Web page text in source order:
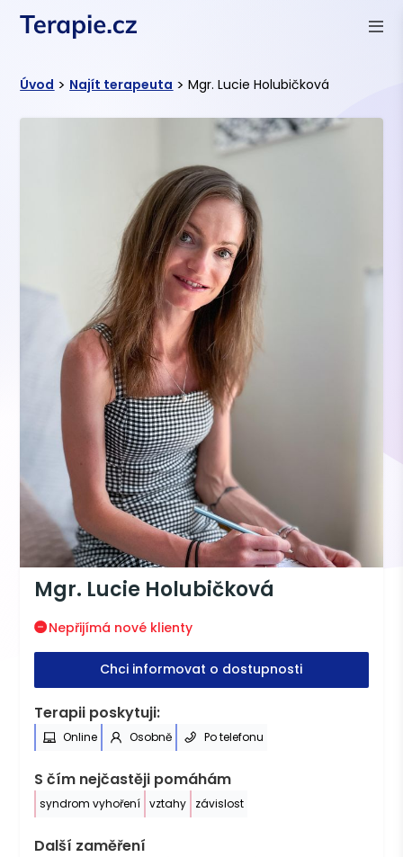
Úvod > Najít terapeuta > Mgr. Lucie Holubičková
Mgr. Lucie Holubičková
Nepřijímá nové klienty
Chci informovat o dostupnosti
Terapii poskytuji:
Online Osobně Po telefonu
S čím nejčastěji pomáhám
syndrom vyhoření vztahy závislost
Další zaměření